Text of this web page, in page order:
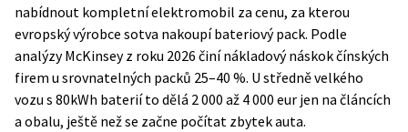
nabídnout kompletní elektromobil za cenu, za kterou
evropský výrobce sotva nakoupí bateriový pack. Podle
analýzy McKinsey z roku 2026 činí nákladový náskok čínských
firem u srovnatelných packů 25–40 %. U středně velkého
vozu s 80kWh baterií to dělá 2 000 až 4 000 eur jen na článcích
a obalu, ještě než se začne počítat zbytek auta.